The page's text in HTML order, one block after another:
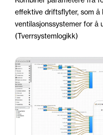
effektive driftsflyter, som å
ventilasjonssystemer for å
(Tverrsystemlogikk)